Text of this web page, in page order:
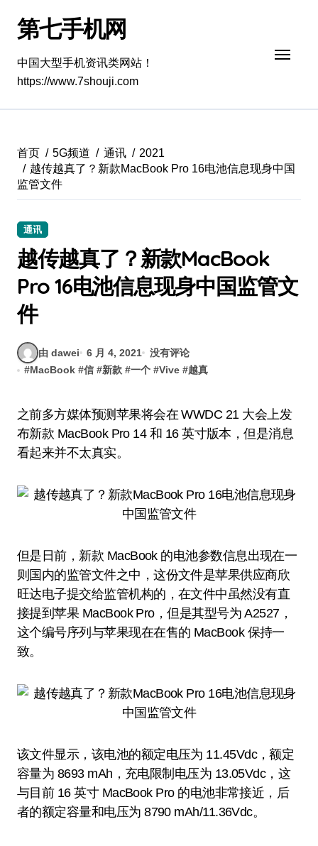
第七手机网
中国大型手机资讯类网站！
https://www.7shouji.com
首页 5G频道 通讯
2021
越传越真了？新款MacBook Pro 16电池信息现身中国
监管文件
通讯
越传越真了？新款MacBook
Pro 16电池信息现身中国监管文
件
由 dawei 6 月 4, 2021
没有评论
#MacBook #信 #新款 #一个 #Vive #越真
之前多方媒体预测苹果将会在 WWDC 21 大会上发
布新款 MacBook Pro 14 和 16 英寸版本，但是消息
看起来并不太真实。
但是日前，新款 MacBook 的电池参数信息出现在一
则国内的监管文件之中，这份文件是苹果供应商欣
旺达电子提交给监管机构的，在文件中虽然没有直
接提到苹果 MacBook Pro，但是其型号为 A2527，
这个编号序列与苹果现在在售的 MacBook 保持一
致。
该文件显示，该电池的额定电压为 11.45Vdc，额定
容量为 8693 mAh，充电限制电压为 13.05Vdc，这
与目前 16 英寸 MacBook Pro 的电池非常接近，后
者的额定容量和电压为 8790 mAh/11.36Vdc。